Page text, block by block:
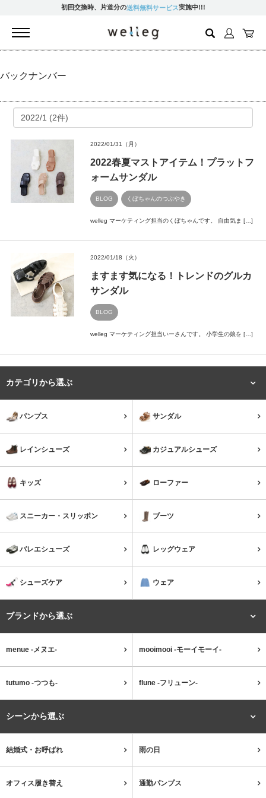
初回交換時、片道分の送料無料サービス実施中!!!
パンプス ブーツ
ローファー バレエシューズ
モカシン カジュアルシューズ
スニーカー・スリッポン レインシューズ
サンダル キッズ
レッグウェア シューズケア
ウェア セール会場
人気シリーズから選ぶ
エアスイートパンプス 幅広4E対応フリーリー
ふわカルシリーズ
バックナンバー
2022/01/31（月）
2022春夏マストアイテム！プラットフ
ォームサンダル
BLOG くぼちゃんのつぶやき
welleg マーケティング担当のくぼちゃんです。 自由気ま […]
2022/01/18（火）
ますます気になる！トレンドのグルカ
サンダル
BLOG
welleg マーケティング担当いーさんです。 小学生の娘を […]
カテゴリから選ぶ
パンプス サンダル
レインシューズ カジュアルシューズ
キッズ ローファー
スニーカー・スリッポン ブーツ
バレエシューズ レッグウェア
シューズケア ウェア
ブランドから選ぶ
menue -メヌエ- mooimooi -モーイモーイ-
tutumo -つつも- flune -フリューン-
シーンから選ぶ
結婚式・お呼ばれ 雨の日
オフィス履き替え 通勤パンプス
お買い物
読み物
ご利用ガイド
このショップについて
お問い合わせ
アカウント